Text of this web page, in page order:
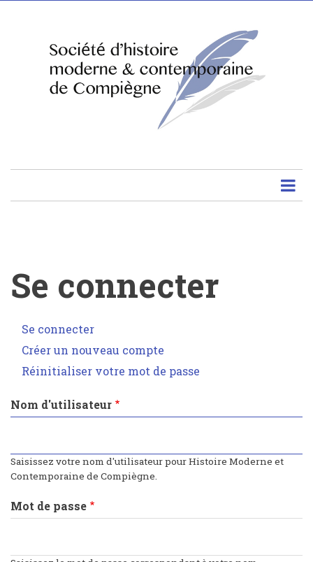
principal
Se connecter
Onglets
principaux
Se connecter
actif)
Créer un nouveau compte
Réinitialiser votre mot de passe
Nom d'utilisateur
Saisissez votre nom d'utilisateur pour Histoire Moderne et
Contemporaine de Compiègne.
Mot de passe